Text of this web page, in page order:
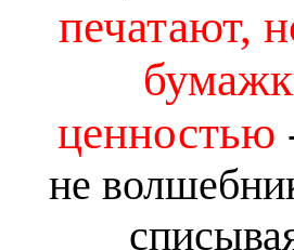
печатают,
ценностью
не